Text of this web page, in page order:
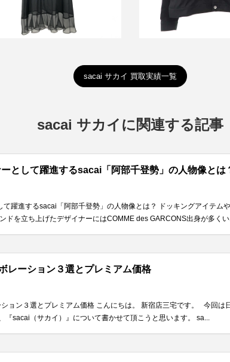
sacai サカイ 買取実績一覧
sacai サカイに関連する記事
として躍進するsacai「阿部千登勢」の人物像とは
て躍進するsacai「阿部千登勢」の人物像とは？ ドッキングアイテム
ドを立ち上げたデザイナーにはCOMME des GARCONS出身が多くい...
レーション３選とプレミアム価格
ョン３選とプレミアム価格 こんにちは。 新宿店三宅です。 今回は
『sacai（サカイ）』について書かせて頂こうと思います。 sa...